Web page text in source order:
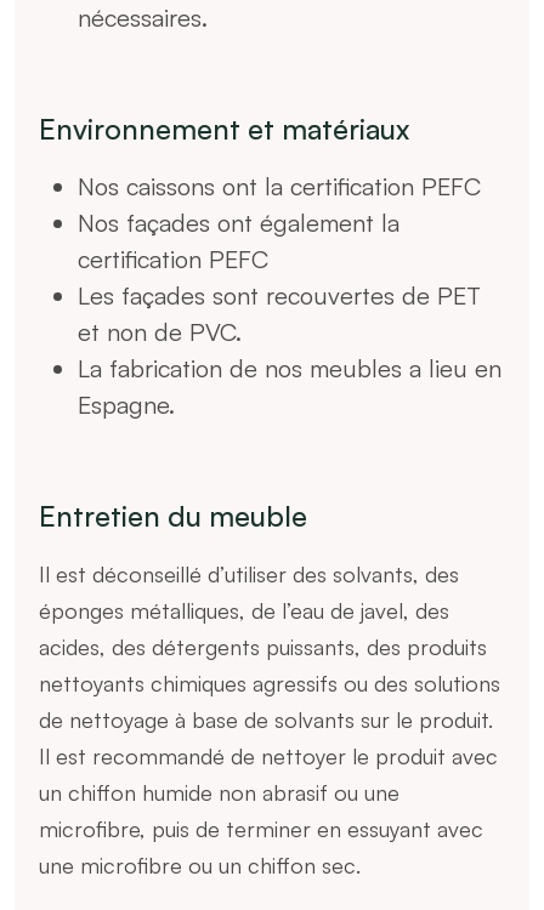
nécessaires.
Environnement et matériaux
Nos caissons ont la certification PEFC
Nos façades ont également la
certification PEFC
Les façades sont recouvertes de PET
et non de PVC.
La fabrication de nos meubles a lieu en
Espagne.
Entretien du meuble
Il est déconseillé d’utiliser des solvants, des
éponges métalliques, de l’eau de javel, des
acides, des détergents puissants, des produits
nettoyants chimiques agressifs ou des solutions
de nettoyage à base de solvants sur le produit.
Il est recommandé de nettoyer le produit avec
un chiffon humide non abrasif ou une
microfibre, puis de terminer en essuyant avec
une microfibre ou un chiffon sec.